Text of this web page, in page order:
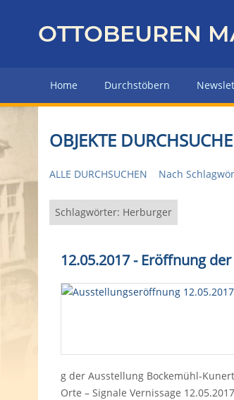
z
r
H
u
p
e
OTTOBEUREN
Home Durchstöbern
OBJEKTE
ALLE DURCHSUCHEN Nach
Schlagwörter: Herburger
12.05.2017 - Eröffnung
g der Ausstellung Bockemühl-
Orte – Signale Vernissage